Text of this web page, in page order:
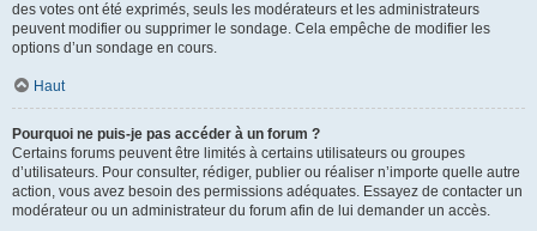
des votes ont été exprimés, seuls les modérateurs et les administrateurs
peuvent modifier ou supprimer le sondage. Cela empêche de modifier les
options d’un sondage en cours.
Haut
Pourquoi ne puis-je pas accéder à un forum ?
Certains forums peuvent être limités à certains utilisateurs ou groupes
d’utilisateurs. Pour consulter, rédiger, publier ou réaliser n’importe quelle autre
action, vous avez besoin des permissions adéquates. Essayez de contacter un
modérateur ou un administrateur du forum afin de lui demander un accès.